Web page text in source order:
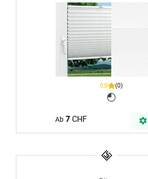
0,0 (0)
Ab 7CHF